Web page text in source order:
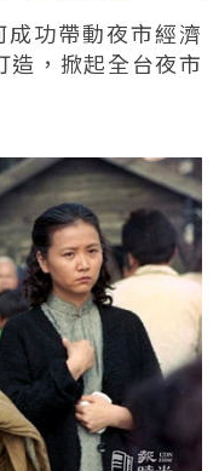
功帶動夜市經濟
造，掀起全台夜市